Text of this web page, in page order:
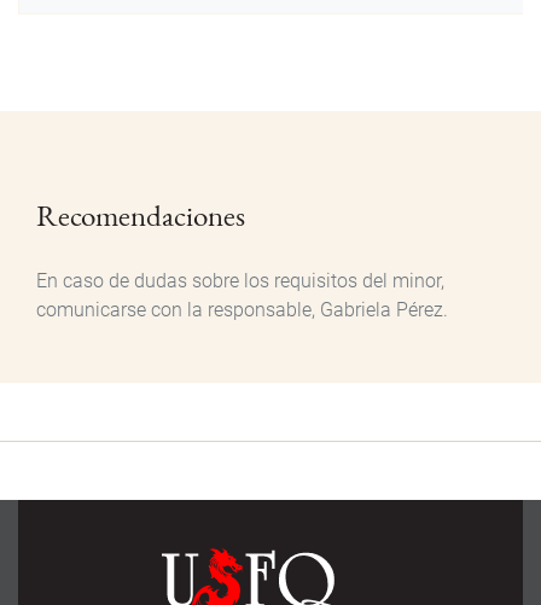
Recomendaciones
En caso de dudas sobre los requisitos del minor,
comunicarse con la responsable, Gabriela Pérez.